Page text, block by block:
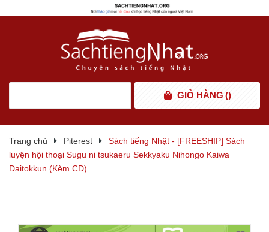
GIỎ HÀNG ()
Trang chủ Piterest
Sách tiếng Nhật - [FREESHIP] Sách
luyện hội thoại Sugu ni tsukaeru Sekkyaku Nihongo Kaiwa
Daitokkun (Kèm CD)